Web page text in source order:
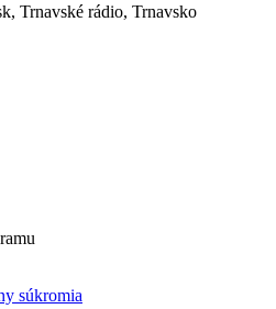
Trnavské rádio, Trnavsko
súkromia